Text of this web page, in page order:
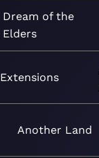
Dream of the
Elders
Extensions
Another Land